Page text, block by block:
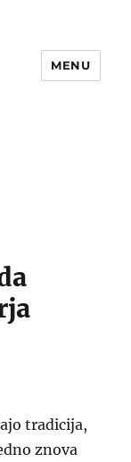
MENU
tradicija,
znova